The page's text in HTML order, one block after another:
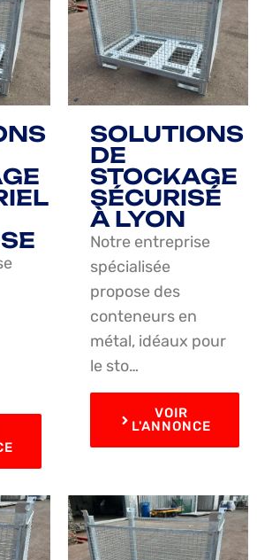
SOLUTIONS
DE
STOCKAGE
SÉCURISÉ
À LYON
Notre entreprise
spécialisée
propose des
conteneurs en
métal, idéaux pour
le sto…
VOIR
L'ANNONCE